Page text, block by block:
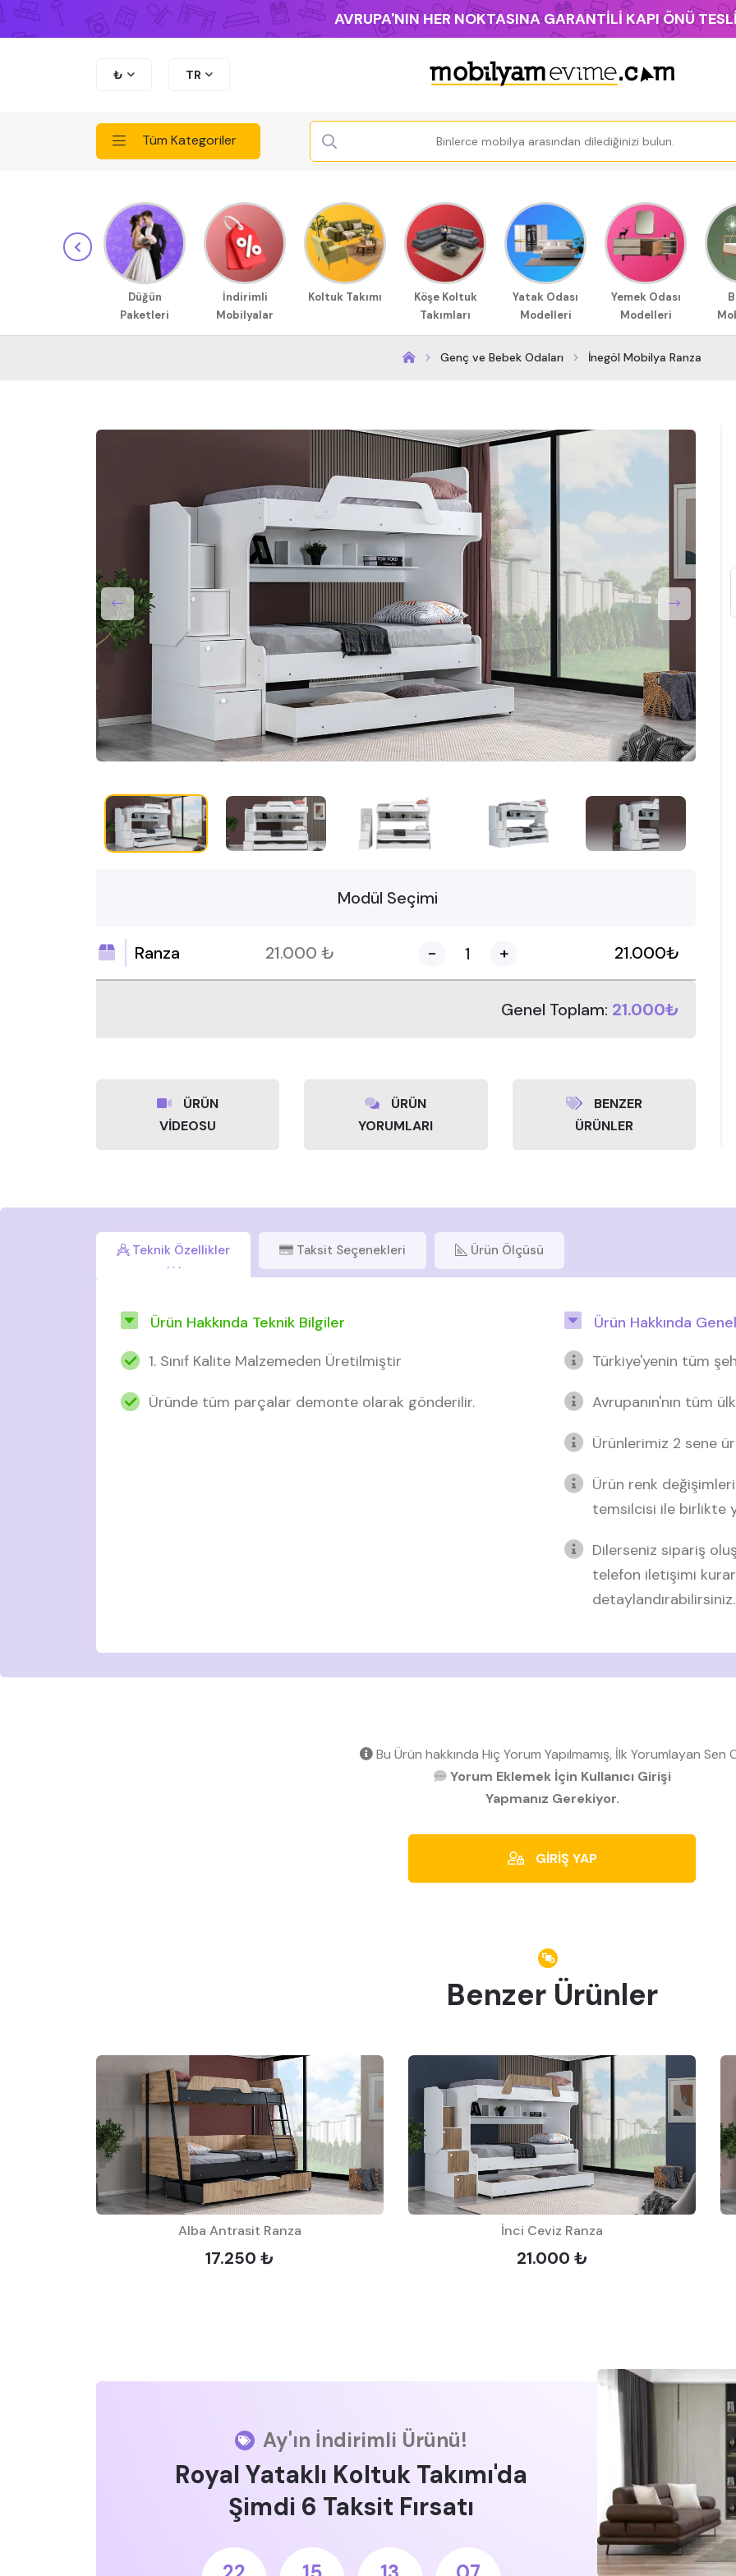
AVRUPA'NIN HER NOKTASINA GARANTİLİ KAPI ÖNÜ
₺ TR
Tüm Kategoriler
Düğün
Paketleri
İndirimli
Mobilyalar
Koltuk Takımı
Köşe Koltuk
Takımları
Yatak Odası
Modelleri
Yemek Odası
Modelleri
Genç ve Bebek Odaları İnegöl Mobilya Ranza
Modül Seçimi
Ranza 21.000 ₺ - + 21.000₺
Genel Toplam: 21.000₺
ÜRÜN
VİDEOSU
ÜRÜN
YORUMLARI
BENZER
ÜRÜNLER
Teknik Özellikler Taksit Seçenekleri Ürün Ölçüsü
Ürün Hakkında Teknik Bilgiler
1. Sınıf Kalite Malzemeden Üretilmiştir
Üründe tüm parçalar demonte olarak gönderilir.
Ürün Hakkında
Türkiye'yenin tüm
Avrupanın'nın tüm
Ürünlerimiz 2 sene
Ürün renk
temsilcisi ile birlikte
Dilerseniz sipariş
telefon iletişimi
detaylandırabilirsiniz.
Bu Ürün hakkında Hiç Yorum Yapılmamış, İlk Yorumlayan Sen
Yorum Eklemek İçin Kullanıcı Girişi
Yapmanız Gerekiyor.
GİRİŞ YAP
Benzer Ürünler
Alba Antrasit Ranza
17.250 ₺
İnci Ceviz Ranza
21.000 ₺
Ay'ın İndirimli Ürünü!
Royal Yataklı Koltuk Takımı'da
Şimdi 6 Taksit Fırsatı